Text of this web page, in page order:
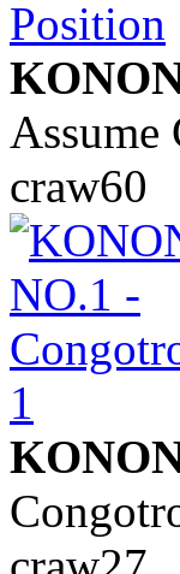
Assume
craw60